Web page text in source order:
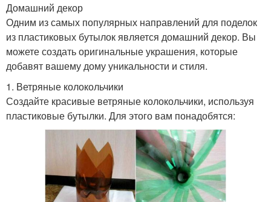
Домашний декор
Одним из самых популярных направлений для поделок
из пластиковых бутылок является домашний декор. Вы
можете создать оригинальные украшения, которые
добавят вашему дому уникальности и стиля.
1. Ветряные колокольчики
Создайте красивые ветряные колокольчики, используя
пластиковые бутылки. Для этого вам понадобятся: